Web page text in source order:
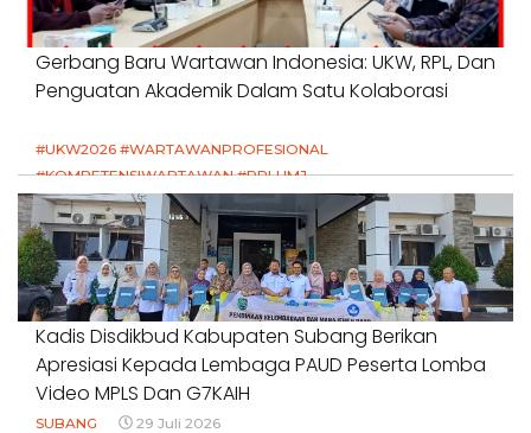
Gerbang Baru Wartawan Indonesia: UKW, RPL, Dan
Penguatan Akademik Dalam Satu Kolaborasi
#UKW2026 #WARTAWANPROFESIONAL
#KOMPETENSIWARTAWAN #RPLUMJ
#PENDIDIKANWARTAWAN #SWINASIONAL #SWIJABAR
1 Agustus 2026
Kadis Disdikbud Kabupaten Subang Berikan
Apresiasi Kepada Lembaga PAUD Peserta Lomba
Video MPLS Dan G7KAIH
SUBANG 29 Juli 2026